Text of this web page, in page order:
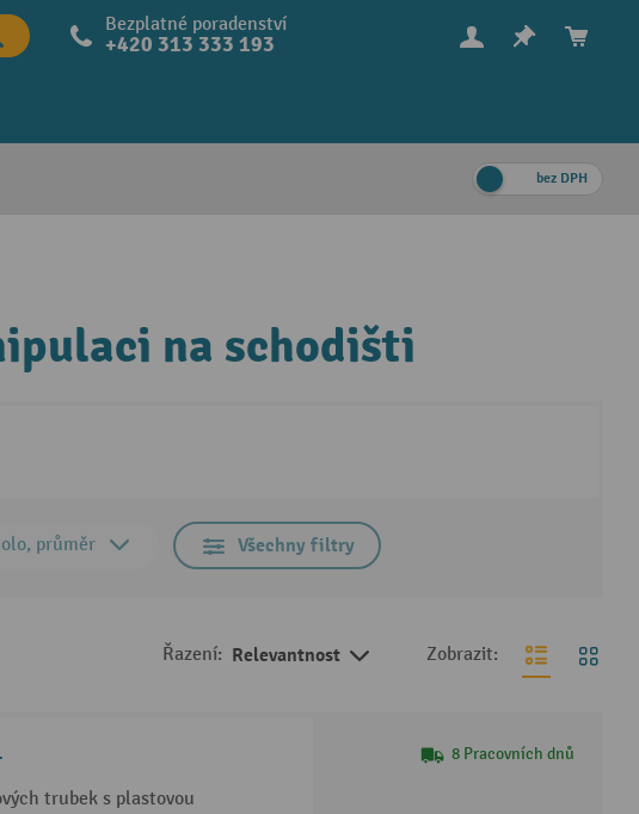
Bezplatné poradenství
+420 313 333 193
bez DPH
na schodišti
průměr Všechny filtry
Řazení: Relevantnost Zobrazit:
trubek s plastovou
8 Pracovních dnů